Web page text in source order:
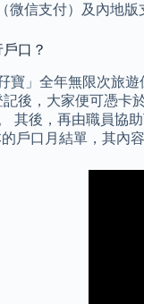
微信支付）及內地版
口？
寶」全年無限次旅
後，大家便可憑卡
其後，再由職員協
戶口月結單，其內